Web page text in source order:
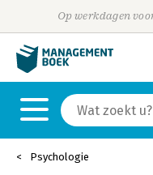
Op werkdagen
Psychologie